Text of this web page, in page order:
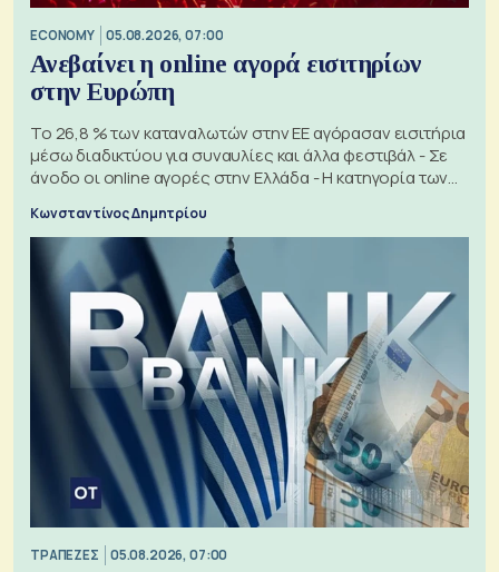
ECONOMY 05.08.2026, 07:00
Ανεβαίνει η online αγορά εισιτηρίων
στην Ευρώπη
Το 26,8 % των καταναλωτών στην ΕΕ αγόρασαν εισιτήρια
μέσω διαδικτύου για συναυλίες και άλλα φεστιβάλ - Σε
άνοδο οι online αγορές στην Ελλάδα - Η κατηγορία των
εισιτηρίων
Κωνσταντίνος Δημητρίου
ΤΡΑΠΕΖΕΣ 05.08.2026, 07:00